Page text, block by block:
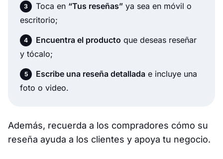
Toca en “Tus reseñas” ya sea en móvil o
escritorio;
Encuentra el producto que deseas reseñar
y tócalo;
Escribe una reseña detallada e incluye una
foto o video.
Además, recuerda a los compradores cómo su
reseña ayuda a los clientes y apoya tu negocio.